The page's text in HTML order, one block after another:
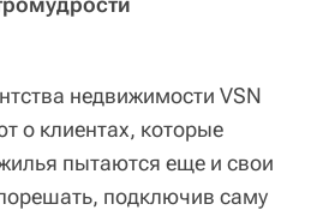
недвижимости VSN
о клиентах, которые
пытаются еще и свои
подключив саму